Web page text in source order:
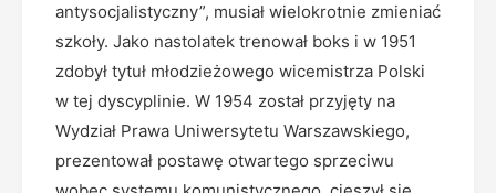
antysocjalistyczny”, musiał wielokrotnie zmieniać
szkoły. Jako nastolatek trenował boks i w 1951
zdobył tytuł młodzieżowego wicemistrza Polski
w tej dyscyplinie. W 1954 został przyjęty na
Wydział Prawa Uniwersytetu Warszawskiego,
prezentował postawę otwartego sprzeciwu